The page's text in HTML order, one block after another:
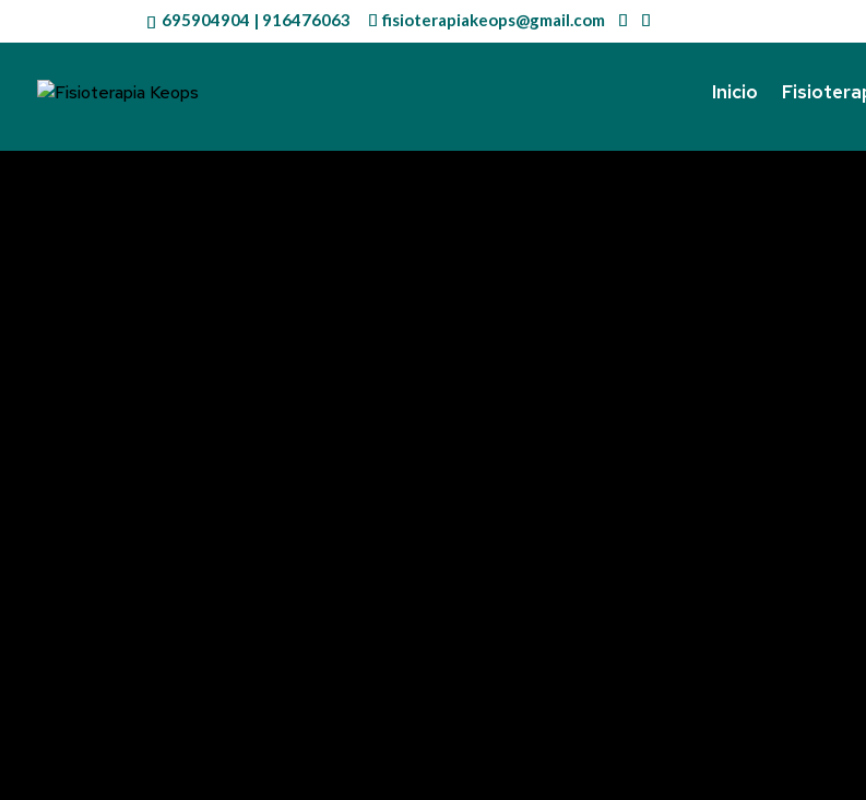
695904904 | 916476063 fisioterapiakeops@gmail.com
Inicio